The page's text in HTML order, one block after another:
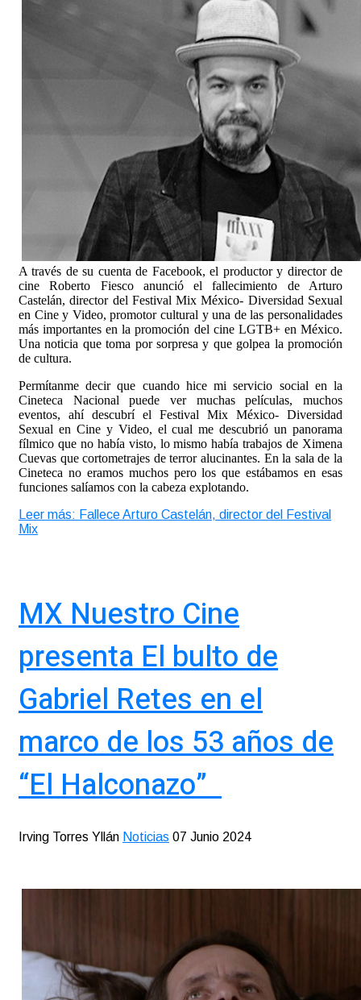
A través de su cuenta de Facebook, el productor y director de
cine Roberto Fiesco anunció el fallecimiento de Arturo
Castelán, director del Festival Mix México- Diversidad Sexual
en Cine y Video, promotor cultural y una de las personalidades
más importantes en la promoción del cine LGTB+ en México.
Una noticia que toma por sorpresa y que golpea la promoción
de cultura.
Permítanme decir que cuando hice mi servicio social en la
Cineteca Nacional puede ver muchas películas, muchos
eventos, ahí descubrí el Festival Mix México- Diversidad
Sexual en Cine y Video, el cual me descubrió un panorama
fílmico que no había visto, lo mismo había trabajos de Ximena
Cuevas que cortometrajes de terror alucinantes. En la sala de la
Cineteca no eramos muchos pero los que estábamos en esas
funciones salíamos con la cabeza explotando.
Leer más: Fallece Arturo Castelán, director del Festival
Mix
MX Nuestro Cine
presenta El bulto de
Gabriel Retes en el
marco de los 53 años de
“El Halconazo”
Irving Torres Yllán Noticias 07 Junio 2024